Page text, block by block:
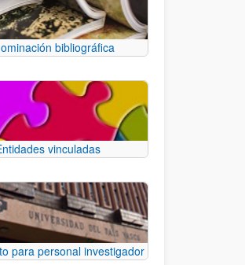
bibliográfica
vinculadas
para personal investigador